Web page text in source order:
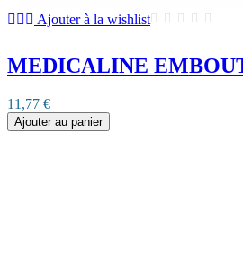
Ajouter à la wishlist
MEDICALINE
11,77 €
Ajouter au panier